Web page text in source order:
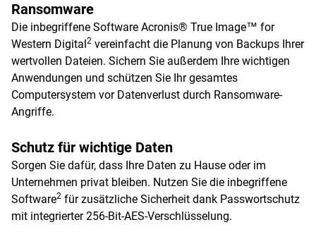
Ransomware
Die inbegriffene Software Acronis® True Image™ for
Western Digital2 vereinfacht die Planung von Backups Ihrer
wertvollen Dateien. Sichern Sie außerdem Ihre wichtigen
Anwendungen und schützen Sie Ihr gesamtes
Computersystem vor Datenverlust durch Ransomware-
Angriffe.
Schutz für wichtige Daten
Sorgen Sie dafür, dass Ihre Daten zu Hause oder im
Unternehmen privat bleiben. Nutzen Sie die inbegriffene
Software2 für zusätzliche Sicherheit dank Passwortschutz
mit integrierter 256-Bit-AES-Verschlüsselung.